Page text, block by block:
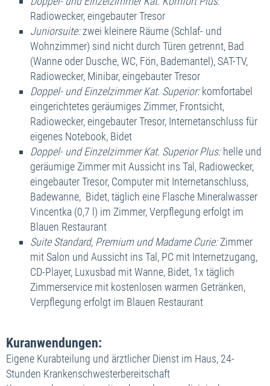
dieses Angebot buchen
Verfügbare Zeiträume:
01.05. bis 31.10.2026
S O N D E R A N G E B O T
Doppelzimmer Komfort Plus
1.337,- €
Juniorsuite
1.433,- €
Doppelzimmer Superior
1.684,- €
Einzelzimmer Komfort Plus
1.714,- €
01.11. bis 19.12.2026
S O N D E R A N G E B O T
Doppelzimmer Komfort Plus
Juniorsuite
1.282,- €
Doppelzimmer Superior
1.464,- €
Einzelzimmer Komfort Plus
1.499,- €
24
1.743,- €
25
1.743,- €
26
1.743,- €
27
1.743,- €
28
1.743,- €
29
31
1.743,- €
01
1.743,- €
02
1.743,- €
03
1.743,- €
04
1.743,- €
05
1.743,- € 1.743,- €
dieses Angebot buchen
Verfügbare Zeiträume:
01.07. bis 31.10.2026
S O N D E R A N G E B O T
Doppelzimmer Komfort Plus
1.743,- €
Juniorsuite
Doppelzimmer Superior
2.126,- €
Einzelzimmer Komfort Plus
2.166,- €
01.11. bis 19.12.2026
S O N D E R A N G E B O T
Doppelzimmer Komfort Plus
1.522,- €
Juniorsuite
Doppelzimmer Superior
1.790,- €
Einzelzimmer Komfort Plus
1.829,- €
Radiowecker, eingebauter Tresor
Juniorsuite:zwei kleinere Räume (Schlaf- und
Wohnzimmer) sind nicht durch Türen getrennt, Bad
(Wanne oder Dusche, WC, Fön, Bademantel), SAT-TV,
Radiowecker, Minibar, eingebauter Tresor
Doppel- und Einzelzimmer Kat. Superior:komfortabel
eingerichtetes geräumiges Zimmer, Frontsicht,
Radiowecker, eingebauter Tresor, Internetanschluss für
eigenes Notebook, Bidet
Doppel- und Einzelzimmer Kat. Superior Plus:helle und
geräumige Zimmer mit Aussicht ins Tal, Radiowecker,
eingebauter Tresor, Computer mit Internetanschluss,
Badewanne, Bidet, täglich eine Flasche Mineralwasser
Vincentka (0,7 l) im Zimmer, Verpflegung erfolgt im
Blauen Restaurant
Suite Standard, Premium und Madame Curie:Zimmer
mit Salon und Aussicht ins Tal, PC mit Internetzugang,
CD-Player, Luxusbad mit Wanne, Bidet, 1x täglich
Zimmerservice mit kostenlosen warmen Getränken,
Verpflegung erfolgt im Blauen Restaurant
Kuranwendungen:
Eigene Kurabteilung und ärztlicher Dienst im Haus, 24-
Stunden Krankenschwesterbereitschaft